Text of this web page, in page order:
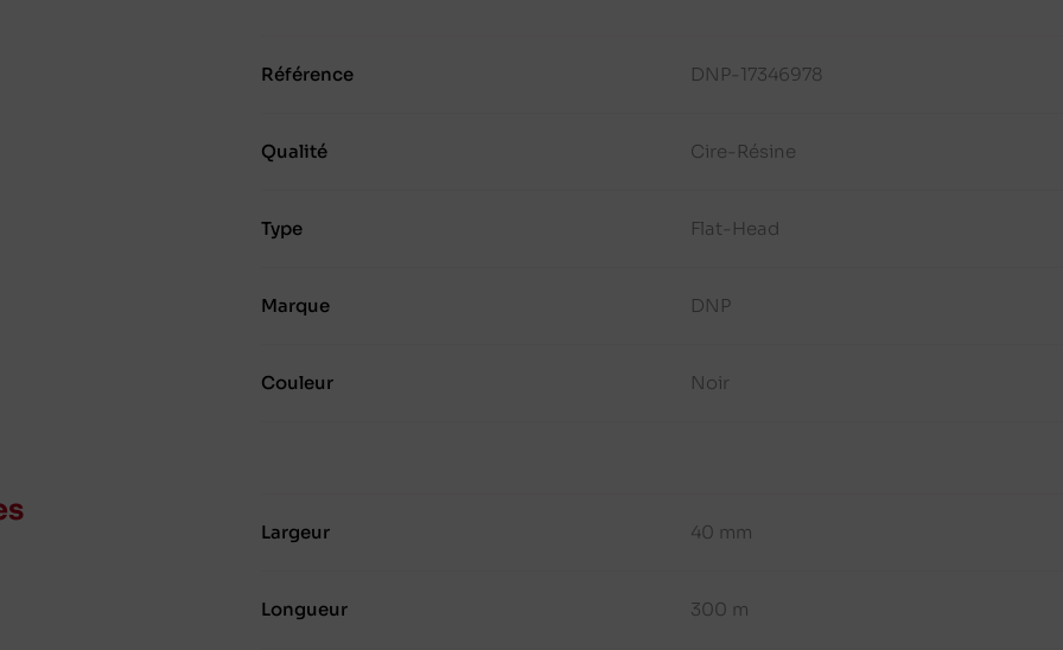
Référence DNP-17346978
Qualité Cire-Résine
Type Flat-Head
Marque DNP
Couleur Noir
Largeur 40 mm
Longueur 300 m